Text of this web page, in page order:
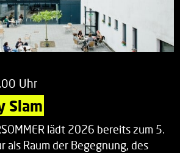
Uhr
Slam
lädt 2026 bereits zum 5.
als Raum der Begegnung, des